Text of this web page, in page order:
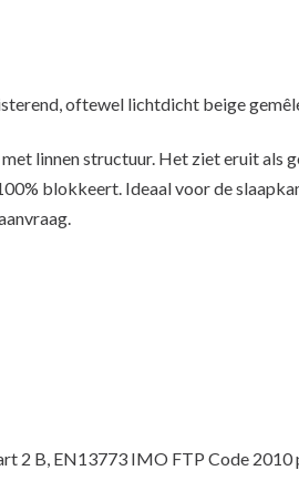
oftewel lichtdicht beige
linnen structuur. Het ziet eruit als
blokkeert. Ideaal voor de
2 B, EN13773 IMO FTP Code